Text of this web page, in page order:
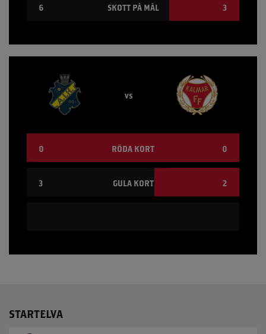
6 SKOTT PÅ MÅL 3
vs
0 RÖDA KORT 0
3 GULA KORT 2
STARTELVA